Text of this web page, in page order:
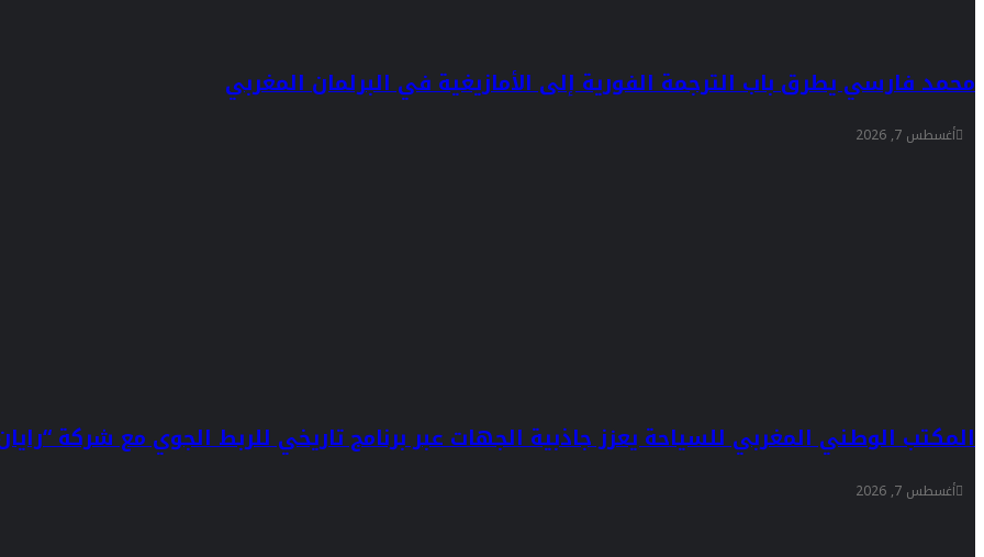
محمد فارسي يطرق باب الترجمة الفورية إلى الأمازيغية في البرلمان المغربي
أغسطس 7, 2026
المكتب الوطني المغربي للسياحة يعزز جاذبية الجهات عبر برنامج تاريخي للربط الجوي مع شركة
أغسطس 7, 2026